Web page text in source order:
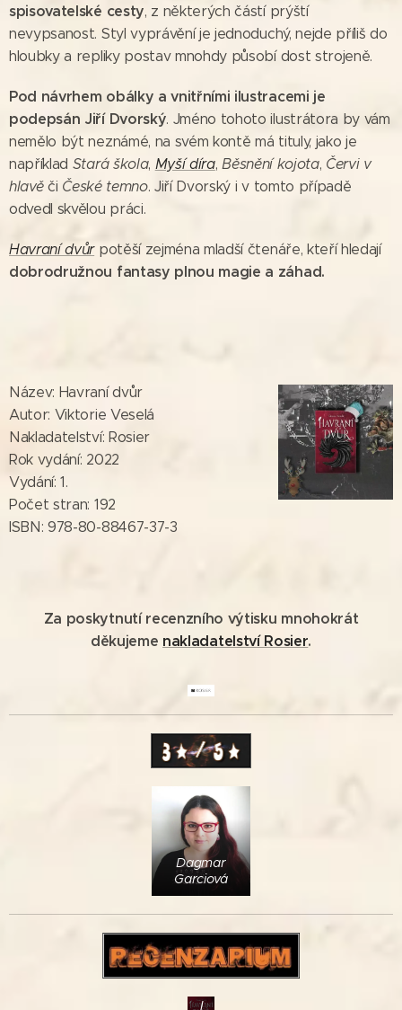
spisovatelské cesty, z některých částí prýští
nevypsanost. Styl vyprávění je jednoduchý, nejde příliš do
hloubky a repliky postav mnohdy působí dost strojeně.
Pod návrhem obálky a vnitřními ilustracemi je
podepsán Jiří Dvorský. Jméno tohoto ilustrátora by vám
nemělo být neznámé, na svém kontě má tituly, jako je
například Stará škola, Myší díra,Běsnění kojota, Červi v
hlavěči České temno. Jiří Dvorský i v tomto případě
odvedl skvělou práci.
Havraní dvůrpotěší zejména mladší čtenáře, kteří hledají
dobrodružnou fantasy plnou magie a záhad.
Název: Havraní dvůr
Autor: Viktorie Veselá
Nakladatelství: Rosier
Rok vydání: 2022
Vydání: 1.
Počet stran: 192
ISBN: 978-80-88467-37-3
Za poskytnutí recenzního výtisku mnohokrát
děkujeme nakladatelství Rosier.
Dagmar
Garciová
O
U
I